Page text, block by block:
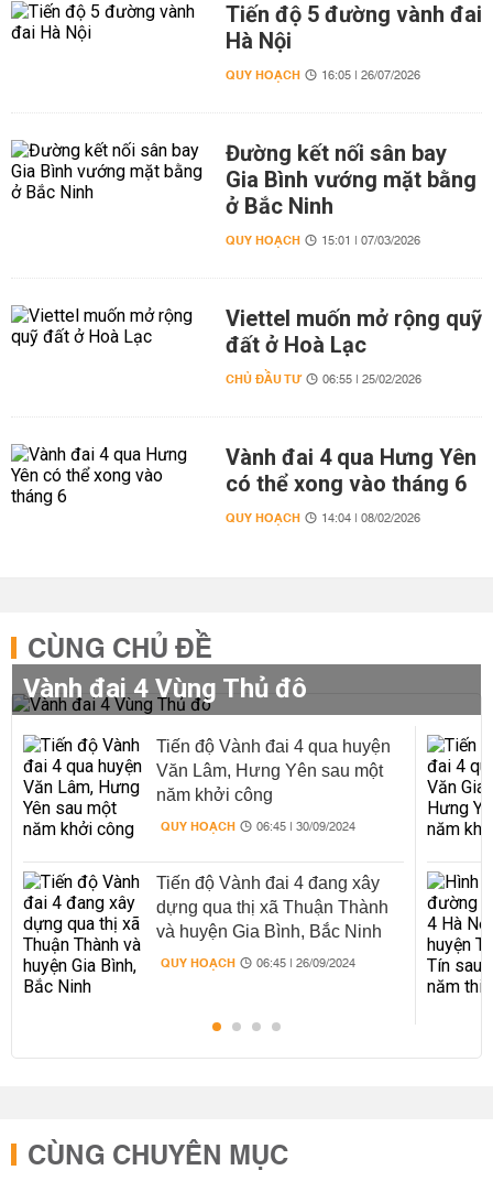
Tiến độ 5 đường vành đai
Hà Nội
QUY HOẠCH 16:05 | 26/07/2026
Đường kết nối sân bay
Gia Bình vướng mặt bằng
ở Bắc Ninh
QUY HOẠCH 15:01 | 07/03/2026
Viettel muốn mở rộng quỹ
đất ở Hoà Lạc
CHỦ ĐẦU TƯ 06:55 | 25/02/2026
Vành đai 4 qua Hưng Yên
có thể xong vào tháng 6
QUY HOẠCH 14:04 | 08/02/2026
CÙNG CHỦ ĐỀ
Vành đai 4 Vùng Thủ đô
Tiến độ Vành đai 4 qua huyện
Văn Lâm, Hưng Yên sau một
năm khởi công
QUY HOẠCH 06:45 | 30/09/2024
Tiến độ Vành đai 4 đang xây
dựng qua thị xã Thuận Thành
và huyện Gia Bình, Bắc Ninh
QUY HOẠCH 06:45 | 26/09/2024
CÙNG CHUYÊN MỤC